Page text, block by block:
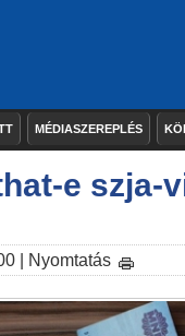
MÉDIASZEREPLÉS
e szja-
| Nyomtatás